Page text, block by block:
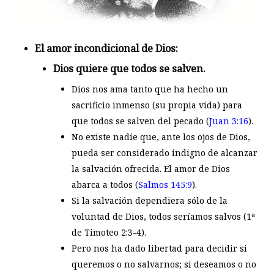
El amor incondicional de Dios:
Dios quiere que todos se salven.
Dios nos ama tanto que ha hecho un
sacrificio inmenso (su propia vida) para
que todos se salven del pecado (Juan 3:16).
No existe nadie que, ante los ojos de Dios,
pueda ser considerado indigno de alcanzar
la salvación ofrecida. El amor de Dios
abarca a todos (Salmos 145:9).
Si la salvación dependiera sólo de la
voluntad de Dios, todos seríamos salvos (1ª
de Timoteo 2:3-4).
Pero nos ha dado libertad para decidir si
queremos o no salvarnos; si deseamos o no